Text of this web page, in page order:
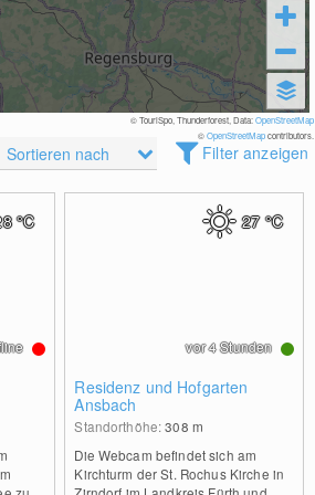
© TouriSpo, Thunderforest, Data:OpenStreetMap
©OpenStreetMapcontributors.
Sortieren nach Filter anzeigen
°C
Residenz und Hofgarten
Ansbach
Standorthöhe:308 m
Die Webcam befindet sich am
Kirchturm der St. Rochus Kirche in
27°C
vor 4 Stunden